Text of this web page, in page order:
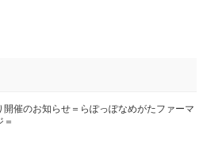
開催のお知らせ＝らぽっぽなめがたファーマ
＝